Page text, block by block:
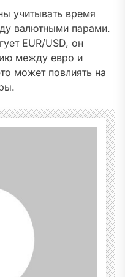
учитывать время
валютными парами.
EUR/USD, он
между евро и
может повлиять на